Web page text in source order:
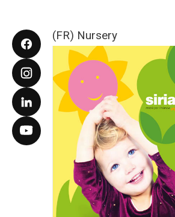
(FR) Nursery